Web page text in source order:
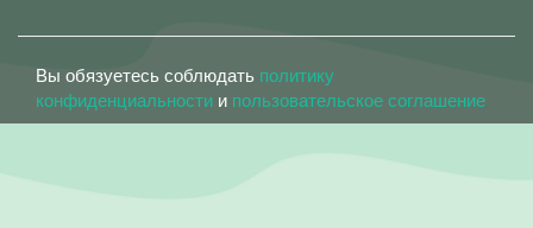
Вы обязуетесь соблюдать политику
конфиденциальности и пользовательское соглашение